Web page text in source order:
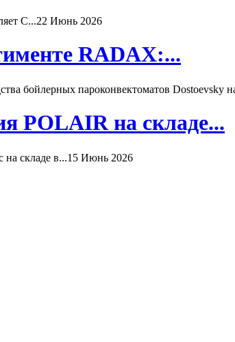
С...22 Июнь 2026
RADAX:...
бойлерных пароконвектоматов Dostoevsky
POLAIR на складе...
на складе в...15 Июнь 2026